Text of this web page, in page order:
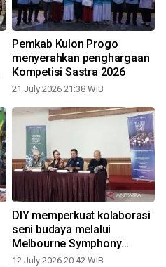
Pemkab Kulon Progo
menyerahkan penghargaan
Kompetisi Sastra 2026
21 July 2026 21:38 WIB
DIY memperkuat kolaborasi
seni budaya melalui
Melbourne Symphony
Orcestra
12 July 2026 20:42 WIB